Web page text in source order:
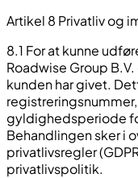
Artikel 8 Privatliv og
8.1 For at kunne
Roadwise Group
kunden har givet.
gyldighedsperiode
Behandlingen sker i
privatlivsregler
privatlivspolitik.